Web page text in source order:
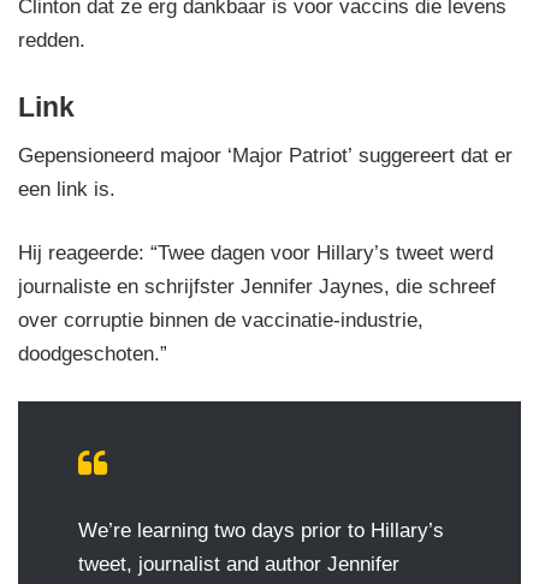
Clinton dat ze erg dankbaar is voor vaccins die levens
redden.
Link
Gepensioneerd majoor ‘Major Patriot’ suggereert dat er
een link is.
Hij reageerde: “Twee dagen voor Hillary’s tweet werd
journaliste en schrijfster Jennifer Jaynes, die schreef
over corruptie binnen de vaccinatie-industrie,
doodgeschoten.”
We’re learning two days prior to Hillary’s
tweet, journalist and author Jennifer